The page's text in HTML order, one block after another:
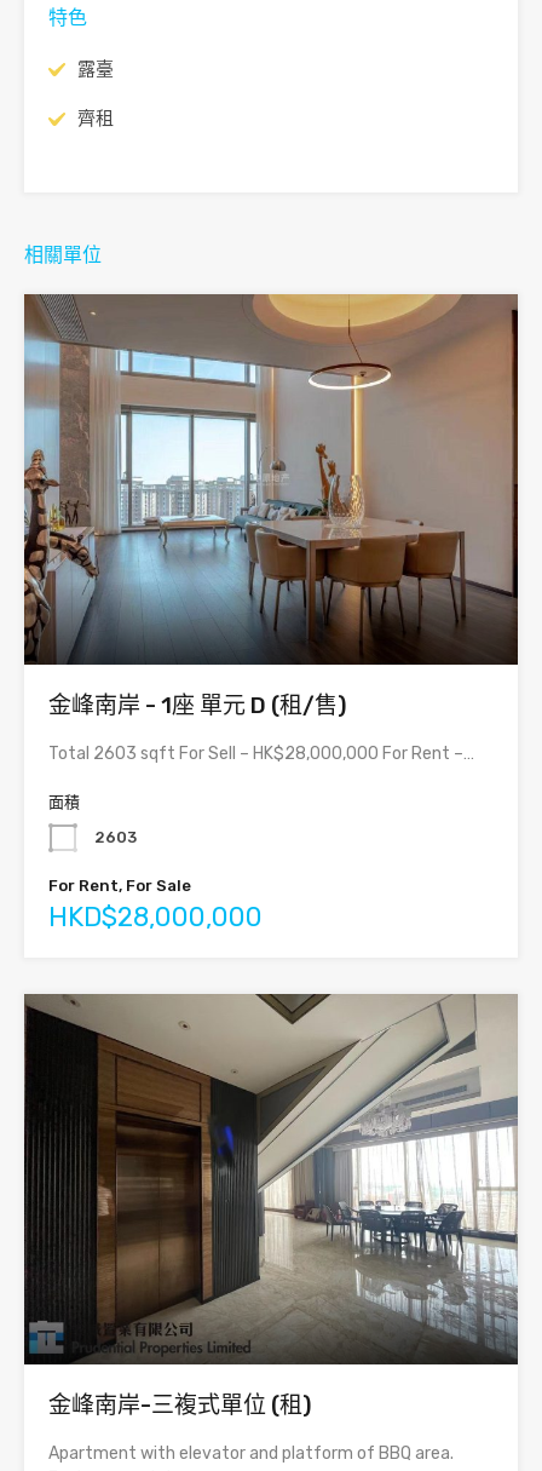
特色
露臺
齊租
相關單位
金峰南岸 - 1座 單元 D (租/售)
Total 2603 sqft For Sell – HK$28,000,000 For Rent –…
面積
2603
For Rent, For Sale
HKD$28,000,000
金峰南岸-三複式單位 (租)
Apartment with elevator and platform of BBQ area.